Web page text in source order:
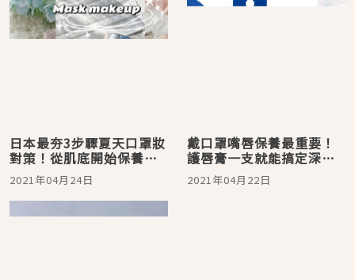
日本最夯3步驟夏天口罩妝
對策！從肌底開始保養，
妝感服貼不爆痘
2021年04月24日
戴口罩嘴唇保養最重要！
護唇膏一支就能搞定深層
保濕、防止乾裂、潤色
2021年04月22日